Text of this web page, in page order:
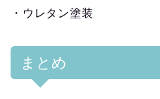
・ウレタン塗装
まとめ